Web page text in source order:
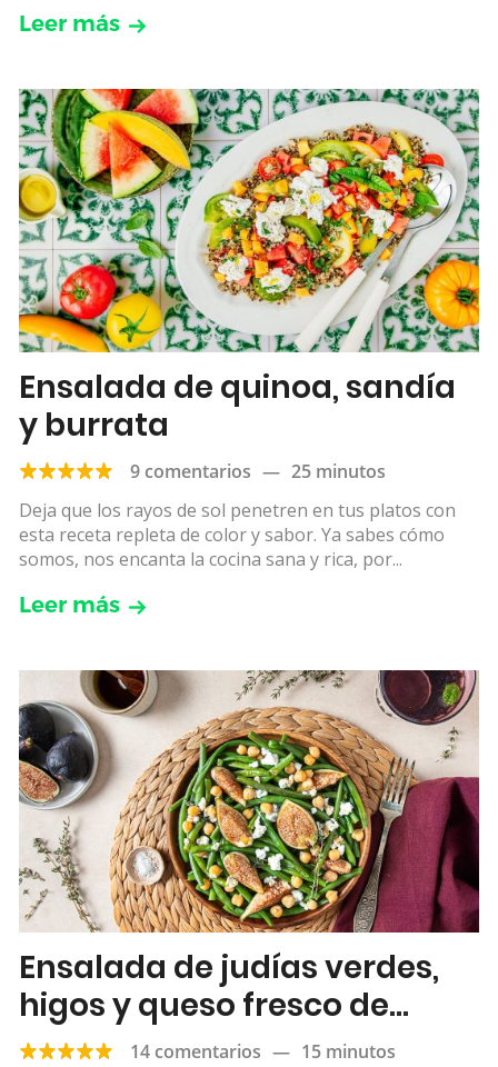
Leer más
Ensalada de quinoa, sandía
y burrata
9 comentarios — 25 minutos
Deja que los rayos de sol penetren en tus platos con
esta receta repleta de color y sabor. Ya sabes cómo
somos, nos encanta la cocina sana y rica, por...
Leer más
Ensalada de judías verdes,
higos y queso fresco de
cabra
14 comentarios — 15 minutos